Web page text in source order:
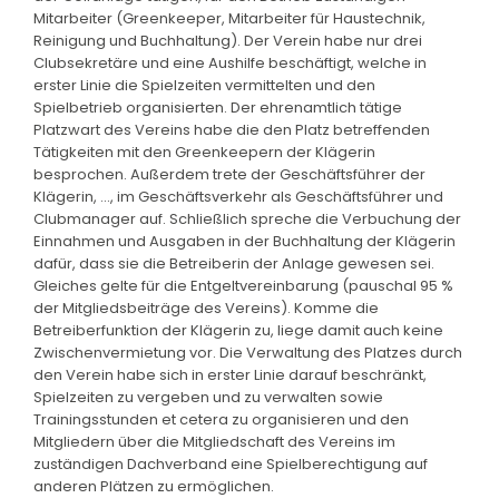
Mitarbeiter (Greenkeeper, Mitarbeiter für Haustechnik,
Reinigung und Buchhaltung). Der Verein habe nur drei
Clubsekretäre und eine Aushilfe beschäftigt, welche in
erster Linie die Spielzeiten vermittelten und den
Spielbetrieb organisierten. Der ehrenamtlich tätige
Platzwart des Vereins habe die den Platz betreffenden
Tätigkeiten mit den Greenkeepern der Klägerin
besprochen. Außerdem trete der Geschäftsführer der
Klägerin, ..., im Geschäftsverkehr als Geschäftsführer und
Clubmanager auf. Schließlich spreche die Verbuchung der
Einnahmen und Ausgaben in der Buchhaltung der Klägerin
dafür, dass sie die Betreiberin der Anlage gewesen sei.
Gleiches gelte für die Entgeltvereinbarung (pauschal 95 %
der Mitgliedsbeiträge des Vereins). Komme die
Betreiberfunktion der Klägerin zu, liege damit auch keine
Zwischenvermietung vor. Die Verwaltung des Platzes durch
den Verein habe sich in erster Linie darauf beschränkt,
Spielzeiten zu vergeben und zu verwalten sowie
Trainingsstunden et cetera zu organisieren und den
Mitgliedern über die Mitgliedschaft des Vereins im
zuständigen Dachverband eine Spielberechtigung auf
anderen Plätzen zu ermöglichen.